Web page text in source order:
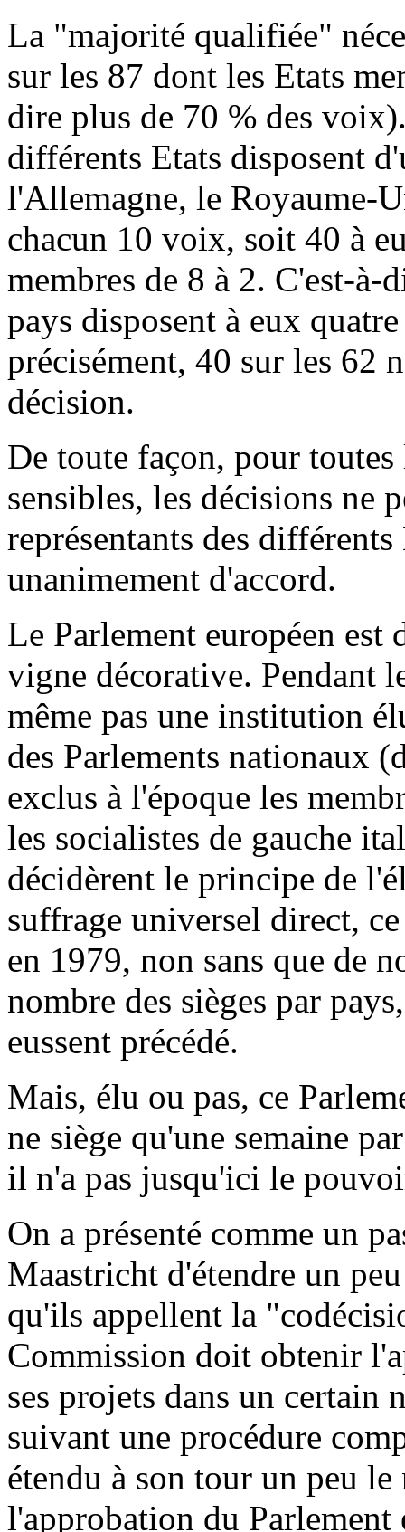
La "majorité qualifiée"
sur les 87 dont les Etats
dire plus de 70 % des
différents Etats disposent
l'Allemagne, le Royaume-
chacun 10 voix, soit 40 à
membres de 8 à 2. C'est-
pays disposent à eux
précisément, 40 sur les 62
décision.
De toute façon, pour
sensibles, les décisions ne
représentants des
unanimement d'accord.
Le Parlement européen
vigne décorative. Pendant
même pas une institution
des Parlements nationaux
exclus à l'époque les
les socialistes de gauche
décidèrent le principe de
suffrage universel direct,
en 1979, non sans que de
nombre des sièges par
eussent précédé.
Mais, élu ou pas, ce
ne siège qu'une semaine
il n'a pas jusqu'ici le
On a présenté comme un
Maastricht d'étendre un
qu'ils appellent la
Commission doit obtenir
ses projets dans un certain
suivant une procédure
étendu à son tour un peu
l'approbation du Parlement